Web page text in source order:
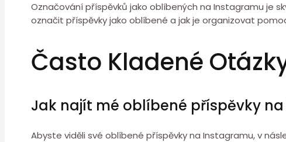
Označování příspěvků jako oblíbených na Instagramu je
označit příspěvky jako oblíbené a jak je organizovat
Často Kladené
Jak najít mé oblíbené příspěvky
Abyste viděli své oblíbené příspěvky na Instagramu, v